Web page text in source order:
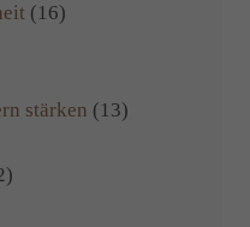
(16)
stärken (13)